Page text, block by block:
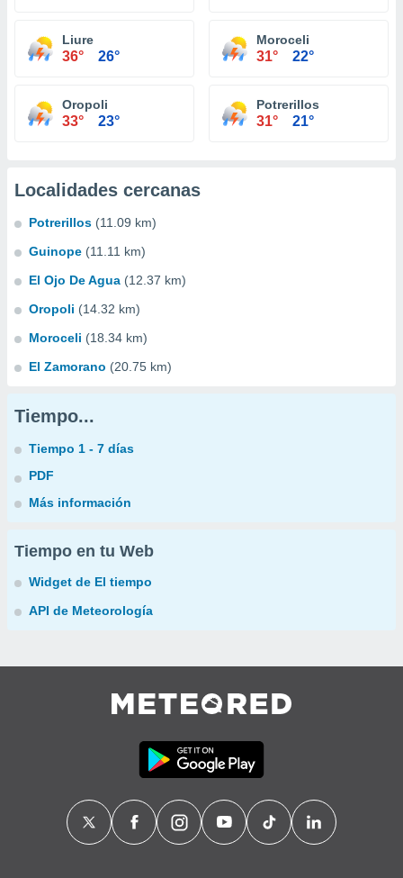
Liure
36° 26°
Moroceli
31° 22°
Oropoli
33° 23°
Potrerillos
31° 21°
Localidades cercanas
Potrerillos (11.09 km)
Guinope (11.11 km)
El Ojo De Agua (12.37 km)
Oropoli (14.32 km)
Moroceli (18.34 km)
El Zamorano (20.75 km)
Tiempo...
Tiempo 1 - 7 días
PDF
Más información
Tiempo en tu Web
Widget de El tiempo
API de Meteorología